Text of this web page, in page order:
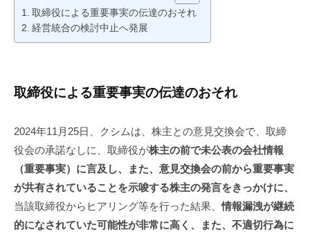
取締役による重要事実の伝達のおそれ
経営統合の検討中止へ発展
取締役による重要事実の伝達のおそれ
2024年11月25日、クシムは、株主との意見交換会で、取締
役会の承諾なしに、取締役が株主の前で未公表の会社情報
（重要事実）に言及し、また、意見交換会の前から重要事実
が共有されていることを示唆する株主の発言をきっかけに、
当該取締役からヒアリング等を行った結果、情報漏洩が継続
的になされていた可能性が非常に高く、また、不適切行為に